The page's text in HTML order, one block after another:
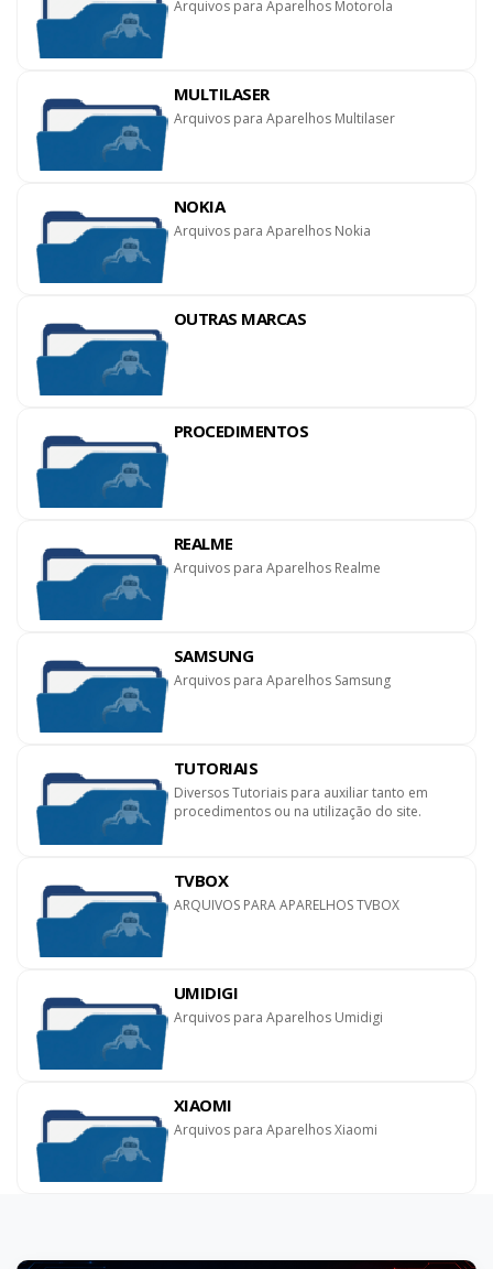
Arquivos para Aparelhos Motorola
MULTILASER
Arquivos para Aparelhos Multilaser
NOKIA
Arquivos para Aparelhos Nokia
OUTRAS MARCAS
PROCEDIMENTOS
REALME
Arquivos para Aparelhos Realme
SAMSUNG
Arquivos para Aparelhos Samsung
TUTORIAIS
Diversos Tutoriais para auxiliar tanto em
procedimentos ou na utilização do site.
TVBOX
ARQUIVOS PARA APARELHOS TVBOX
UMIDIGI
Arquivos para Aparelhos Umidigi
XIAOMI
Arquivos para Aparelhos Xiaomi